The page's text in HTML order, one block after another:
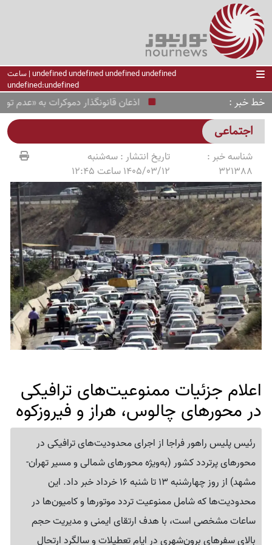
undefined undefined undefined undefined | ساعت
undefined:undefined
خط خبر اذعان قانونگذار دموکرات به «عدم توازن»
اجتماعی
شناسه خبر :
321388
تاریخ انتشار :سه‌شنبه
1405/03/12 ساعت 12:45
اعلام جزئیات ممنوعیت‌های ترافیکی
در محورهای چالوس، هراز و فیروزکوه
رئیس پلیس راهور فراجا از اجرای محدودیت‌های ترافیکی در
محورهای پرتردد کشور (به‌ویژه محورهای شمالی و مسیر تهران-
مشهد) از روز چهارشنبه 13 تا شنبه 16 خرداد خبر داد. این
محدودیت‌ها که شامل ممنوعیت تردد موتورها و کامیون‌ها در
ساعات مشخصی است، با هدف ارتقای ایمنی و مدیریت حجم
بالای سفرهای برون‌شهری در ایام تعطیلات و سالگرد ارتحال